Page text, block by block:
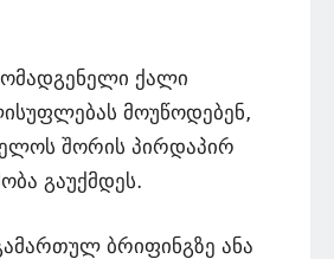
ქალი
მოუწოდებენ,
შორის პირდაპირ
გაუქმდეს.
ბრიფინგზე ანა